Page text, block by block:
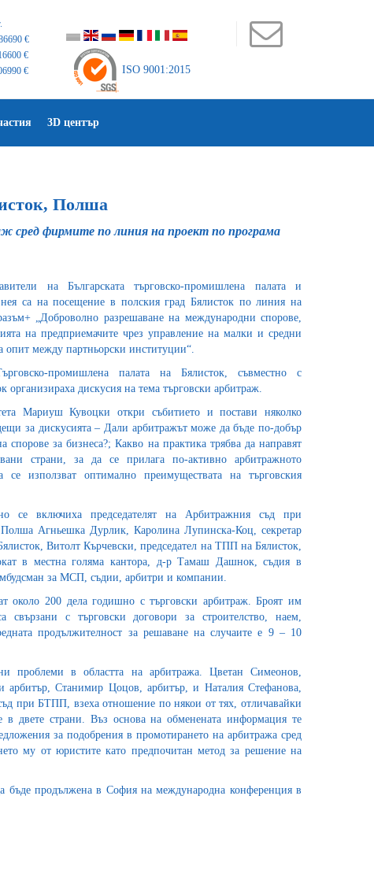
€
€
€ ISO 9001:2015
3D център
Полша
сред фирмите по линия на проект по програма
на Българската търговско-промишлена палата и
са на посещение в полския град Бялисток по линия на
„Доброволно разрешаване на международни спорове,
на предприемачите чрез управление на малки и средни
опит между партньорски институции“.
промишлена палата на Бялисток, съвместно с
организираха дискусия на тема търговски арбитраж.
Мариуш Кувоцки откри събитието и постави няколко
за дискусията – Дали арбитражът може да бъде по-добър
спорове за бизнеса?; Какво на практика трябва да направят
страни, за да се прилага по-активно арбитражното
се използват оптимално преимуществата на търговския
се включиха председателят на Арбитражния съд при
Полша Агньешка Дурлик, Каролина Лупинска-Коц, секретар
Витолт Кърчевски, председател на ТПП на Бялисток,
в местна голяма кантора, д-р Тамаш Дашнок, съдия в
за МСП, съдии, арбитри и компании.
около 200 дела годишно с търговски арбитраж. Броят им
свързани с търговски договори за строителство, наем,
продължителност за решаване на случаите е 9 – 10
проблеми в областта на арбитража. Цветан Симеонов,
арбитър, Станимир Цоцов, арбитър, и Наталия Стефанова,
при БТПП, взеха отношение по някои от тях, отличавайки
в двете страни. Въз основа на обменената информация те
за подобрения в промотирането на арбитража сред
му от юристите като предпочитан метод за решение на
бъде продължена в София на международна конференция в